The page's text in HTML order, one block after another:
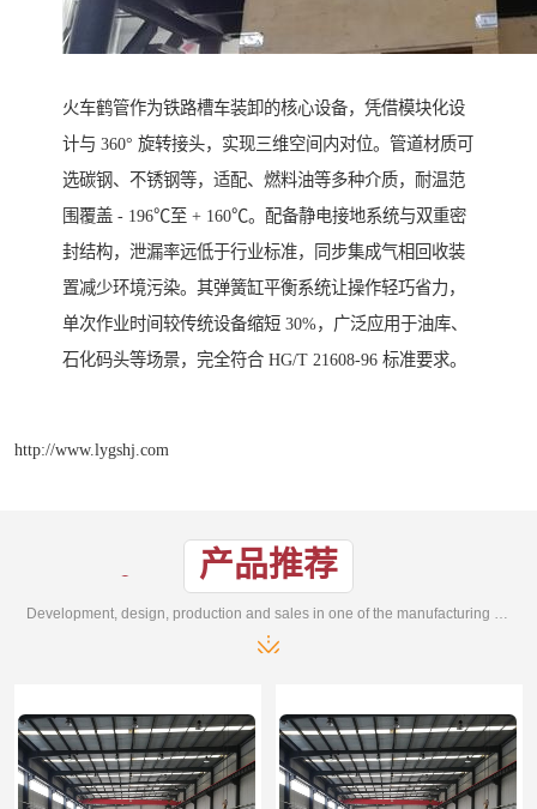
火车鹤管作为铁路槽车装卸的核心设备，凭借模块化设
计与 360° 旋转接头，实现三维空间内对位。管道材质可
选碳钢、不锈钢等，适配、燃料油等多种介质，耐温范
围覆盖 - 196℃至 + 160℃。配备静电接地系统与双重密
封结构，泄漏率远低于行业标准，同步集成气相回收装
置减少环境污染。其弹簧缸平衡系统让操作轻巧省力，
单次作业时间较传统设备缩短 30%，广泛应用于油库、
石化码头等场景，完全符合 HG/T 21608-96 标准要求。
http://www.lygshj.com
产品推荐